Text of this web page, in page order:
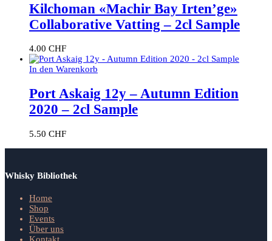
Kilchoman «Machir Bay Irten’ge»
Collaborative Vatting – 2cl Sample
4.00 CHF
In den Warenkorb
Port Askaig 12y – Autumn Edition
2020 – 2cl Sample
5.50 CHF
Whisky Bibliothek
Home
Shop
Events
Über uns
Kontakt